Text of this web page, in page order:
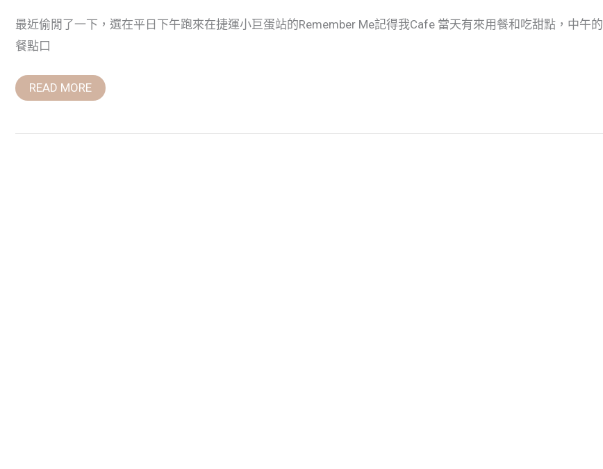
最近偷閒了一下，選在平日下午跑來在捷運小巨蛋站的Remember Me記得我Cafe 當天有來用餐和吃甜點，中午的
餐點口
READ MORE